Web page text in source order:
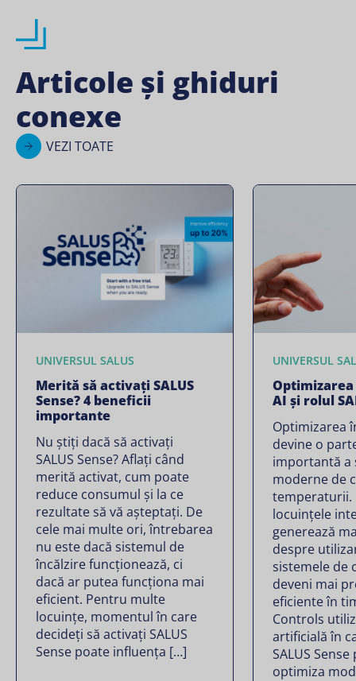
Articole și ghiduri
conexe
VEZI TOATE
UNIVERSUL SALUS
Merită să activați SALUS
Sense? 4 beneficii
importante
Nu știți dacă să activați
SALUS Sense? Aflați când
merită activat, cum poate
reduce consumul și la ce
rezultate să vă așteptați. De
cele mai multe ori, întrebarea
nu este dacă sistemul de
încălzire funcționează, ci
dacă ar putea funcționa mai
eficient. Pentru multe
locuințe, momentul în care
decideți să activați SALUS
Sense poate influența […]
UNIVERSUL
AI și rolul
Optimizarea
devine o
importantă a
moderne de
temperaturii.
locuințele
generează
despre
sistemele de
deveni mai
eficiente în
Controls
artificială în
SALUS
optimiza